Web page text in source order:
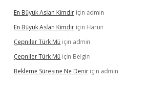
En Büyük Aslan Kimdir için admin
En Büyük Aslan Kimdir için Harun
Çepniler Türk Mü için admin
Çepniler Türk Mü için Belgin
Bekleme Süresine Ne Denir için admin